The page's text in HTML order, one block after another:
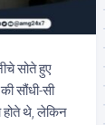
सोते हुए
सौंधी-सी
होते थे, लेकिन